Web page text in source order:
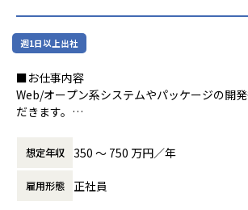
アアップに向けた計画立案を行うことができ
▼評価制度について
・成果だけでなく「行動目標」との組み合わ
り組む姿勢もフェアに評価しています。
・当社では、定時退社を推奨しており、残業
週1日以上出社
■お仕事内容
Web/オープン系システムやパッケージの開
だきます。
基本設計・詳細設計、
プログラミング等、一貫した業務をお任せし
＜具体的な業務イメージ＞
想定年収 350 〜 750 万円／年
雇用形態 正社員